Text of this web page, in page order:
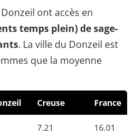
ont accès en
temps plein) de sage-
. La ville du Donzeil est
que la moyenne
Creuse France
7.21 16.01